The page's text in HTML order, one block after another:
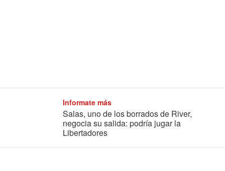
Informate más
Salas, uno de los borrados de River,
negocia su salida: podría jugar la
Libertadores